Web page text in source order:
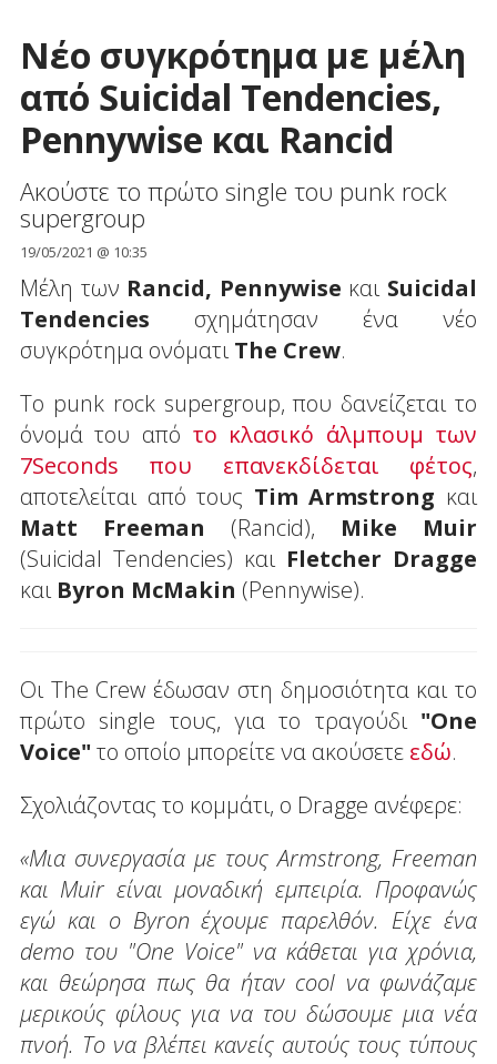
Νέο συγκρότημα με μέλη
από Suicidal Tendencies,
Pennywise και Rancid
Ακούστε το πρώτο single του punk rock
supergroup
19/05/2021 @ 10:35
Μέλη των Rancid, Pennywise και Suicidal
Tendencies σχημάτησαν ένα νέο
συγκρότημα ονόματιThe Crew.
Το punk rock supergroup, που δανείζεται το
όνομά του από το κλασικό άλμπουμ των
7Seconds που επανεκδίδεται φέτος,
αποτελείται από τους Tim Armstrong και
Matt Freeman (Rancid), Mike Muir
(Suicidal Tendencies) καιFletcher Dragge
και Byron McMakin (Pennywise).
Oι The Crew έδωσαν στη δημοσιότητα και το
πρώτο single τους, για το τραγούδι "One
Voice" το οποίο μπορείτε να ακούσετε εδώ.
Σχολιάζοντας το κομμάτι, ο Dragge ανέφερε:
«Μια συνεργασία με τους Armstrong, Freeman
και Muir είναι μοναδική εμπειρία. Προφανώς
εγώ και ο Byron έχουμε παρελθόν. Είχε ένα
demo του "One Voice" να κάθεται για χρόνια,
και θεώρησα πως θα ήταν cool να φωνάζαμε
μερικούς φίλους για να του δώσουμε μια νέα
πνοή. Το να βλέπει κανείς αυτούς τους τύπους